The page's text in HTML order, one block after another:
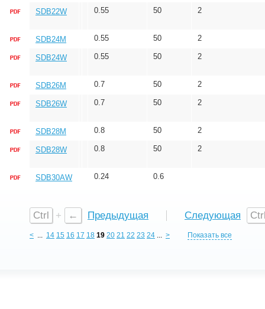
SDB22W 0.55 50 2
SDB24M 0.55 50 2
SDB24W 0.55 50 2
SDB26M 0.7 50 2
SDB26W 0.7 50 2
SDB28M 0.8 50 2
SDB28W 0.8 50 2
SDB30AW 0.24 0.6
Ctrl + ← Предыдущая Следующая
< ... 14 15 16 17 18 19 20 21 22 23 24 ... > Показать все